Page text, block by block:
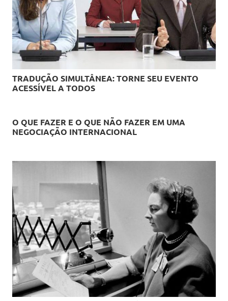
TRADUÇÃO SIMULTÂNEA: TORNE SEU EVENTO
ACESSÍVEL A TODOS
O QUE FAZER E O QUE NÃO FAZER EM UMA
NEGOCIAÇÃO INTERNACIONAL